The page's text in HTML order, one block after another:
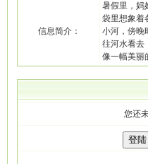
信息简介：
暑假里，妈
袋里想象着
小河，傍晚
往河水看去
像一幅美丽
您还